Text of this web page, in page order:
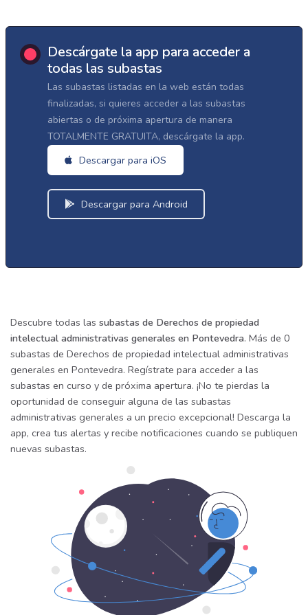
Descárgate la app para acceder a
todas las subastas
Las subastas listadas en la web están todas
finalizadas, si quieres acceder a las subastas
abiertas o de próxima apertura de manera
TOTALMENTE GRATUITA, descárgate la app.
Descargar para iOS
Descargar para Android
Descubre todas las subastas de Derechos de propiedad
intelectual administrativas generales en Pontevedra. Más de 0
subastas de Derechos de propiedad intelectual administrativas
generales en Pontevedra. Regístrate para acceder a las
subastas en curso y de próxima apertura. ¡No te pierdas la
oportunidad de conseguir alguna de las subastas
administrativas generales a un precio excepcional! Descarga la
app, crea tus alertas y recibe notificaciones cuando se publiquen
nuevas subastas.